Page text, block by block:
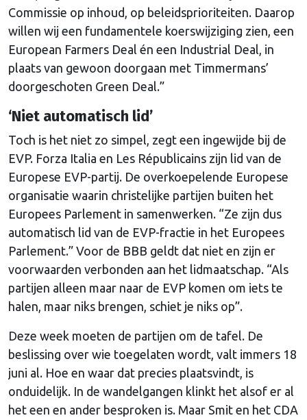
Commissie op inhoud, op beleidsprioriteiten. Daarop
willen wij een fundamentele koerswijziging zien, een
European Farmers Deal én een Industrial Deal, in
plaats van gewoon doorgaan met Timmermans’
doorgeschoten Green Deal.”
‘Niet automatisch lid’
Toch is het niet zo simpel, zegt een ingewijde bij de
EVP. Forza Italia en Les Républicains zijn lid van de
Europese EVP-partij. De overkoepelende Europese
organisatie waarin christelijke partijen buiten het
Europees Parlement in samenwerken. “Ze zijn dus
automatisch lid van de EVP-fractie in het Europees
Parlement.” Voor de BBB geldt dat niet en zijn er
voorwaarden verbonden aan het lidmaatschap. “Als
partijen alleen maar naar de EVP komen om iets te
halen, maar niks brengen, schiet je niks op”.
Deze week moeten de partijen om de tafel. De
beslissing over wie toegelaten wordt, valt immers 18
juni al. Hoe en waar dat precies plaatsvindt, is
onduidelijk. In de wandelgangen klinkt het alsof er al
het een en ander besproken is. Maar Smit en het CDA